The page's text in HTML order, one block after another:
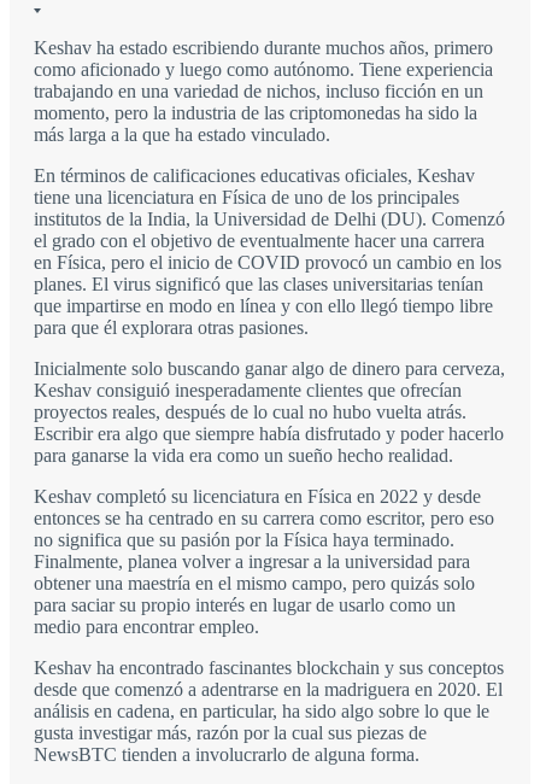
Keshav ha estado escribiendo durante muchos años, primero
como aficionado y luego como autónomo. Tiene experiencia
trabajando en una variedad de nichos, incluso ficción en un
momento, pero la industria de las criptomonedas ha sido la
más larga a la que ha estado vinculado.
En términos de calificaciones educativas oficiales, Keshav
tiene una licenciatura en Física de uno de los principales
institutos de la India, la Universidad de Delhi (DU). Comenzó
el grado con el objetivo de eventualmente hacer una carrera
en Física, pero el inicio de COVID provocó un cambio en los
planes. El virus significó que las clases universitarias tenían
que impartirse en modo en línea y con ello llegó tiempo libre
para que él explorara otras pasiones.
Inicialmente solo buscando ganar algo de dinero para cerveza,
Keshav consiguió inesperadamente clientes que ofrecían
proyectos reales, después de lo cual no hubo vuelta atrás.
Escribir era algo que siempre había disfrutado y poder hacerlo
para ganarse la vida era como un sueño hecho realidad.
Keshav completó su licenciatura en Física en 2022 y desde
entonces se ha centrado en su carrera como escritor, pero eso
no significa que su pasión por la Física haya terminado.
Finalmente, planea volver a ingresar a la universidad para
obtener una maestría en el mismo campo, pero quizás solo
para saciar su propio interés en lugar de usarlo como un
medio para encontrar empleo.
Keshav ha encontrado fascinantes blockchain y sus conceptos
desde que comenzó a adentrarse en la madriguera en 2020. El
análisis en cadena, en particular, ha sido algo sobre lo que le
gusta investigar más, razón por la cual sus piezas de
NewsBTC tienden a involucrarlo de alguna forma.